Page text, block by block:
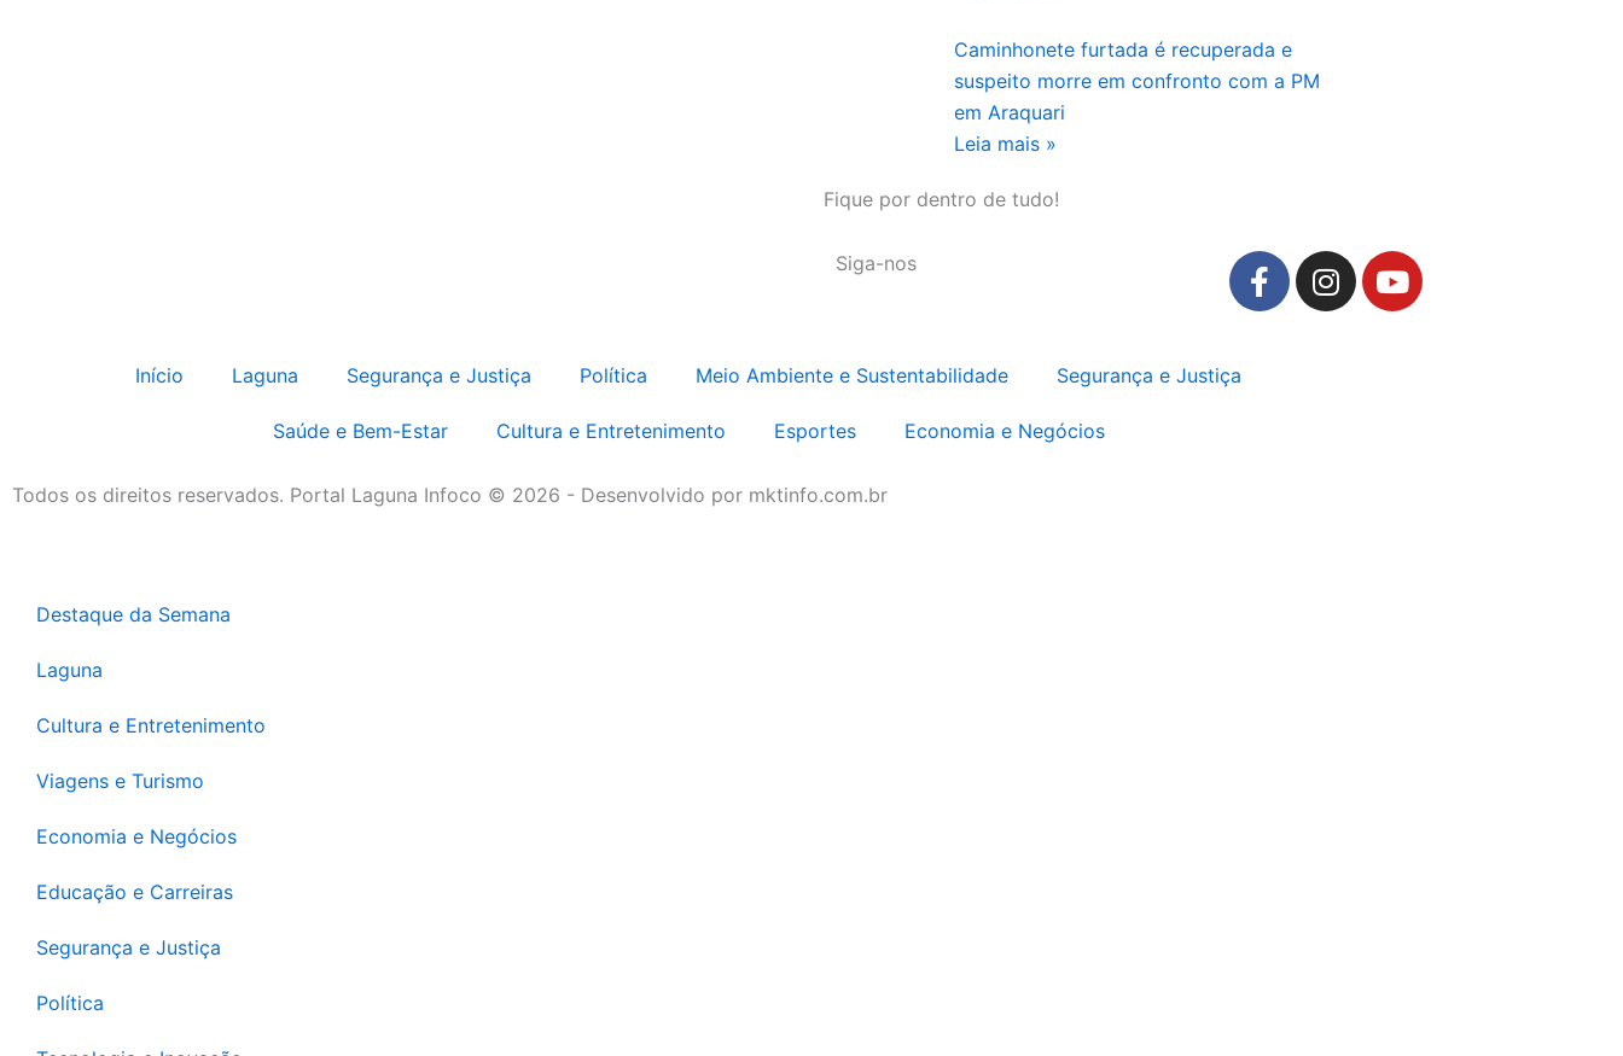
Caminhonete furtada é recuperada e
suspeito morre em confronto com a PM
em Araquari
Leia mais »
Fique por dentro de tudo!
Siga-nos
F
a
I
n
Y
o
Início Laguna Segurança e Justiça Política Meio Ambiente e Sustentabilidade Segurança e Justiça
Saúde e Bem-Estar Cultura e Entretenimento Esportes Economia e Negócios
Todos os direitos reservados. Portal Laguna Infoco © 2026 - Desenvolvido por mktinfo.com.br
Destaque da Semana
Laguna
Cultura e Entretenimento
Viagens e Turismo
Economia e Negócios
Educação e Carreiras
Segurança e Justiça
Política